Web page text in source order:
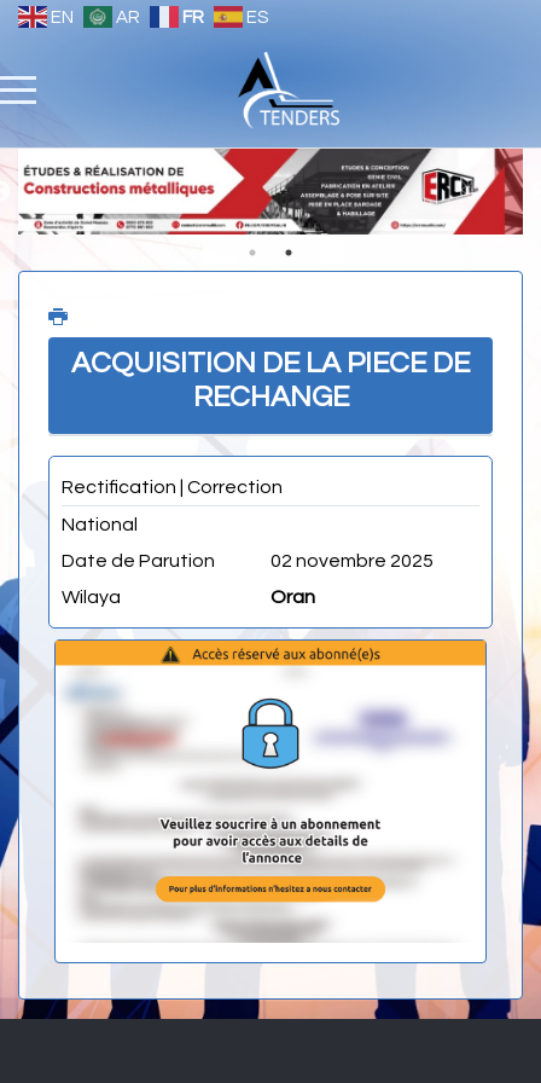
EN AR FR ES
ACQUISITION DE LA PIECE DE
RECHANGE
Rectification | Correction
National
Date de Parution
02 novembre 2025
Wilaya
Oran